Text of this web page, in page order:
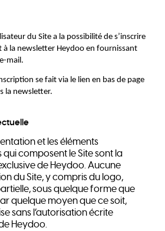
du Site a la possibilité de s’inscrire
la newsletter Heydoo en fournissant
mail.
se fait via le lien en bas de page
la newsletter.
et les éléments
qui composent le Site sont la
de Heydoo. Aucune
du Site, y compris du logo,
sous quelque forme que
quelque moyen que ce soit,
sans l’autorisation écrite
Heydoo.